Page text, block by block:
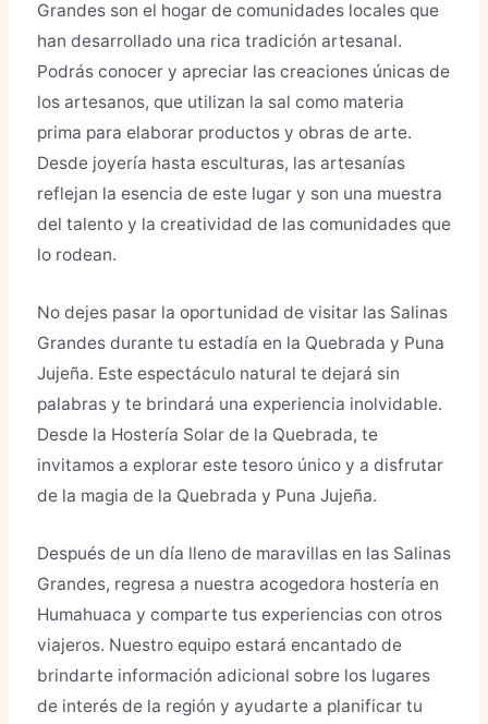
Grandes son el hogar de comunidades locales que
han desarrollado una rica tradición artesanal.
Podrás conocer y apreciar las creaciones únicas de
los artesanos, que utilizan la sal como materia
prima para elaborar productos y obras de arte.
Desde joyería hasta esculturas, las artesanías
reflejan la esencia de este lugar y son una muestra
del talento y la creatividad de las comunidades que
lo rodean.
No dejes pasar la oportunidad de visitar las Salinas
Grandes durante tu estadía en la Quebrada y Puna
Jujeña. Este espectáculo natural te dejará sin
palabras y te brindará una experiencia inolvidable.
Desde la Hostería Solar de la Quebrada, te
invitamos a explorar este tesoro único y a disfrutar
de la magia de la Quebrada y Puna Jujeña.
Después de un día lleno de maravillas en las Salinas
Grandes, regresa a nuestra acogedora hostería en
Humahuaca y comparte tus experiencias con otros
viajeros. Nuestro equipo estará encantado de
brindarte información adicional sobre los lugares
de interés de la región y ayudarte a planificar tu